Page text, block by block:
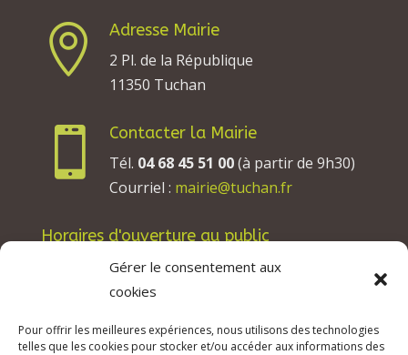
Gérer le consentement aux
cookies
Pour offrir les meilleures expériences, nous utilisons des technologies
telles que les cookies pour stocker et/ou accéder aux informations des

Adresse Mairie
2 Pl. de la République
11350 Tuchan

Contacter la Mairie
Tél. 04 68 45 51 00(à partir de 9h30)
Courriel : mairie@tuchan.fr
Horaires d'ouverture au public
Les lundis, mardis et jeudis : de 8h à 12h et de
13h30 à 17h30.
Les vendredis : de 8h à 12h.